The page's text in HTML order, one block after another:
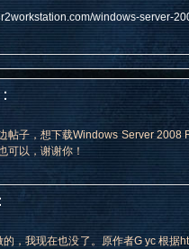
windows-server-
帖子，想下载Windows Server
可以，谢谢你！
，我现在也没了。原作者G yc 根